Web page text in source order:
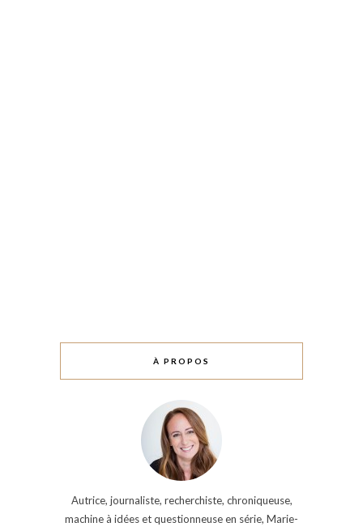
À PROPOS
Autrice, journaliste, recherchiste, chroniqueuse,
machine à idées et questionneuse en série, Marie-